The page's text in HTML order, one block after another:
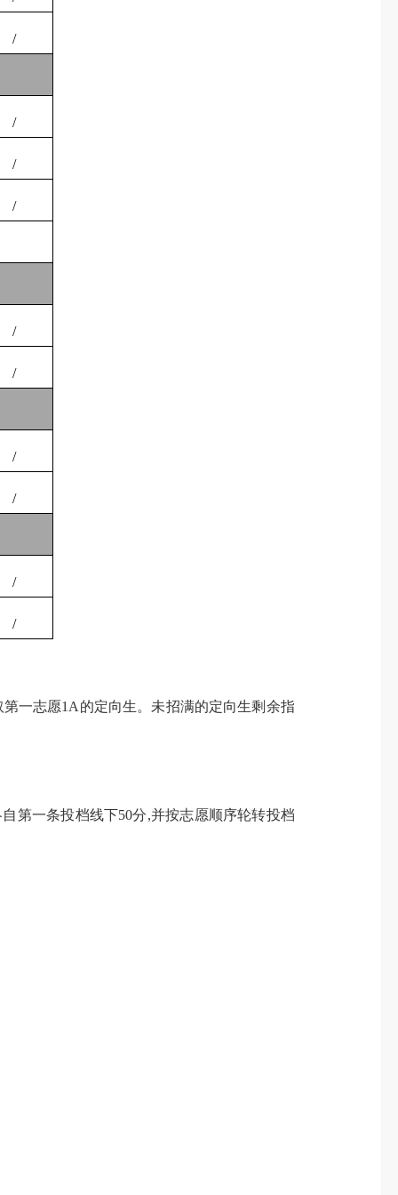
/
/
/
/
/
/
/
/
/
/
一志愿1A 的定向生。未招满的定向生剩余指
第一条投档线下50分,并按志愿顺序轮转投档